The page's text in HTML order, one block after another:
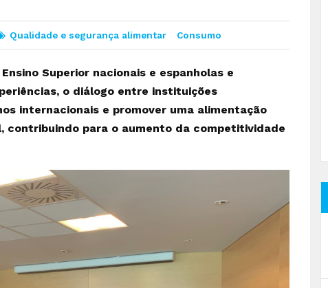
Qualidade e segurança alimentar Consumo
Superior nacionais e espanholas e
o diálogo entre instituições
internacionais e promover uma alimentação
contribuindo para o aumento da competitividade